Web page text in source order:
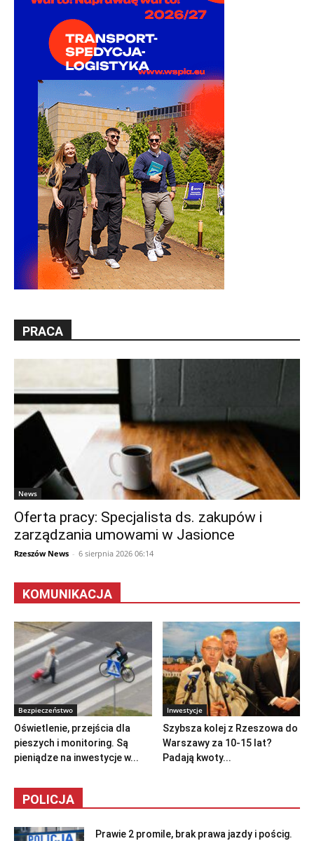
PRACA
News
Oferta pracy: Specjalista ds. zakupów i
zarządzania umowami w Jasionce
Rzeszów News - 6 sierpnia 2026 06:14
KOMUNIKACJA
Bezpieczeństwo
Oświetlenie, przejścia dla
pieszych i monitoring. Są
pieniądze na inwestycje w...
Inwestycje
Szybsza kolej z Rzeszowa do
Warszawy za 10-15 lat?
Padają kwoty...
POLICJA
Prawie 2 promile, brak prawa jazdy i pościg.